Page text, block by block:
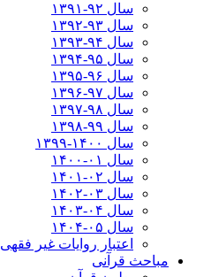
سال ۹۲-۱۳۹۱
سال ۹۳-۱۳۹۲
سال ۹۴-۱۳۹۳
سال ۹۵-۱۳۹۴
سال ۹۶-۱۳۹۵
سال ۹۷-۱۳۹۶
سال ۹۸-۱۳۹۷
سال ۹۹-۱۳۹۸‍
سال ۱۴۰۰-۱۳۹۹
سال ۰۱-۱۴۰۰
سال ۰۲-۱۴۰۱
سال ۰۳-۱۴۰۲
سال ۰۴-۱۴۰۳
سال ۰۵-۱۴۰۴
اعتبار روایات غیر فقهی
مباحث قرآنی